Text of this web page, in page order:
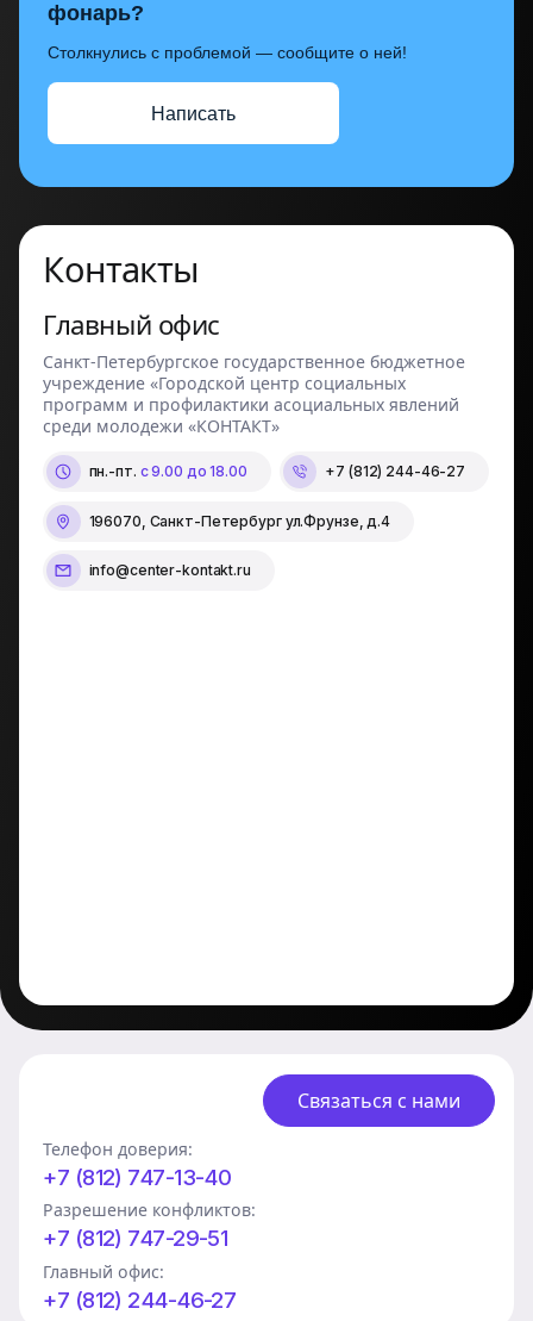
фонарь?
Столкнулись с проблемой — сообщите о ней!
Написать
Контакты
Главный офис
Санкт-Петербургское государственное бюджетное
учреждение «Городской центр социальных
программ и профилактики асоциальных явлений
среди молодежи «КОНТАКТ»
пн.-пт. с 9.00 до 18.00 +7 (812) 244-46-27
196070, Санкт-Петербург ул.Фрунзе, д.4
info@center-kontakt.ru
Связаться с нами
Телефон доверия:
+7 (812) 747-13-40
Разрешение конфликтов:
+7 (812) 747-29-51
Главный офис:
+7 (812) 244-46-27